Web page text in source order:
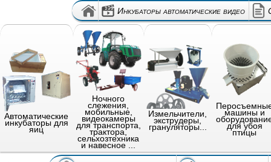
Инкубаторы автоматические видео
Автоматические
инкубаторы для
яиц
Ночного
слежения,
мобильные,
видеокамеры
для транспорта,
трактора,
сельхозтехника
и навесное ...
Измельчители,
экструдеры,
грануляторы...
машины и
для убоя
птицы